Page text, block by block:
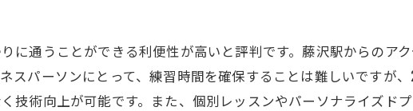
に通うことができる利便性が高いと評判です。藤沢駅からのア
パーソンにとって、練習時間を確保することは難しいですが、
技術向上が可能です。また、個別レッスンやパーソナライズド